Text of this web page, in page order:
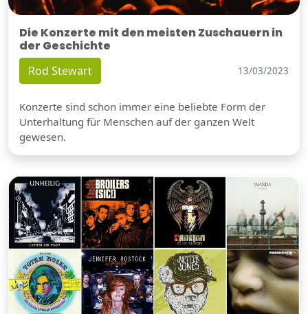
Die Konzerte mit den meisten Zuschauern in
der Geschichte
Rod Stewart 13/03/2023
Konzerte sind schon immer eine beliebte Form der
Unterhaltung für Menschen auf der ganzen Welt
gewesen.